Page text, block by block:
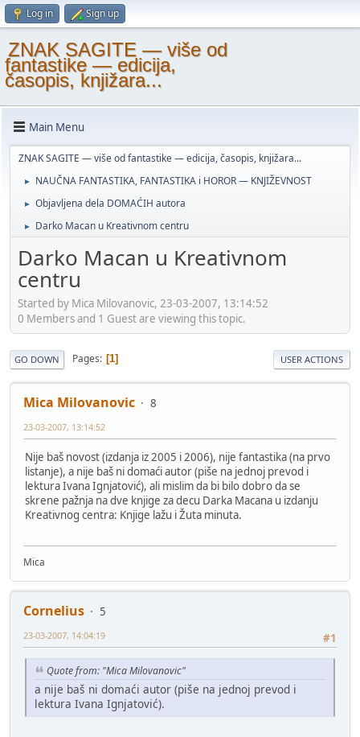
Log in Sign up
ZNAK SAGITE — više od
fantastike — edicija,
časopis, knjižara...
Main Menu
ZNAK SAGITE — više od fantastike — edicija, časopis, knjižara...
► NAUČNA FANTASTIKA, FANTASTIKA i HOROR — KNJIŽEVNOST
► Objavljena dela DOMAĆIH autora
► Darko Macan u Kreativnom centru
Darko Macan u Kreativnom
centru
Started by Mica Milovanovic, 23-03-2007, 13:14:52
0 Members and 1 Guest are viewing this topic.
GO DOWN Pages 1 USER ACTIONS
Mica Milovanovic 8
23-03-2007, 13:14:52
Nije baš novost (izdanja iz 2005 i 2006), nije fantastika (na prvo
listanje), a nije baš ni domaći autor (piše na jednoj prevod i
lektura Ivana Ignjatović), ali mislim da bi bilo dobro da se
skrene pažnja na dve knjige za decu Darka Macana u izdanju
Kreativnog centra: Knjige lažu i Žuta minuta.
Mica
Cornelius
5
#1
23-03-2007, 14:04:19
Quote from: "Mica Milovanovic"
a nije baš ni domaći autor (piše na jednoj prevod i
lektura Ivana Ignjatović).